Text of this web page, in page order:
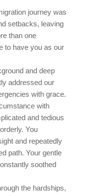
journey was
setbacks, leaving
than one
to have you as our
and deep
addressed our
with grace.
with
and tedious
You
and repeatedly
path. Your gentle
soothed
the hardships,